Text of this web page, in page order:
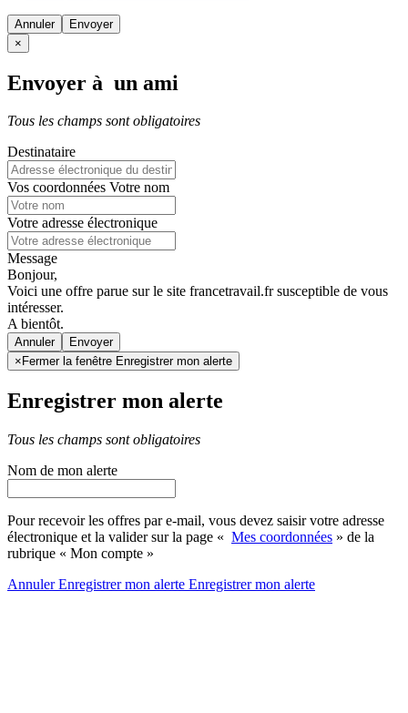
Annuler
×
Envoyer à un ami
Tous les champs sont obligatoires
Destinataire
Vos coordonnées Votre nom
Votre adresse électronique
Message
Bonjour,
Voici une offre parue sur le site francetravail.fr susceptible de vous
intéresser.
A bientôt.
Annuler
× Fermer la fenêtre Enregistrer mon alerte
Enregistrer mon alerte
Tous les champs sont obligatoires
Nom de mon alerte
Pour recevoir les offres par e-mail, vous devez saisir votre adresse
électronique et la valider sur la page « Mes coordonnées » de la
rubrique « Mon compte »
AnnulerEnregistrer mon alerte Enregistrermon alerte